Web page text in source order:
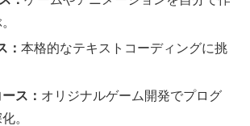
：本格的なテキストコーディングに挑
ス： オリジナルゲーム開発でプログ
。